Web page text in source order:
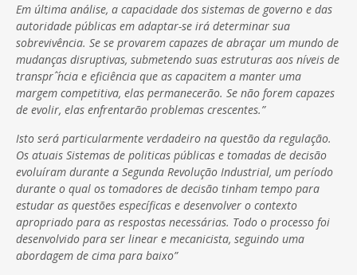
Em última análise, a capacidade dos sistemas de governo e das
autoridade públicas em adaptar-se irá determinar sua
sobrevivência. Se se provarem capazes de abraçar um mundo de
mudanças disruptivas, submetendo suas estruturas aos níveis de
transprˆ´ncia e eficiência que as capacitem a manter uma
margem competitiva, elas permanecerão. Se não forem capazes
de evolir, elas enfrentarão problemas crescentes.”
Isto será particularmente verdadeiro na questão da regulação.
Os atuais Sistemas de politicas públicas e tomadas de decisão
evoluíram durante a Segunda Revolução Industrial, um período
durante o qual os tomadores de decisão tinham tempo para
estudar as questões específicas e desenvolver o contexto
apropriado para as respostas necessárias. Todo o processo foi
desenvolvido para ser linear e mecanicista, seguindo uma
abordagem de cima para baixo”